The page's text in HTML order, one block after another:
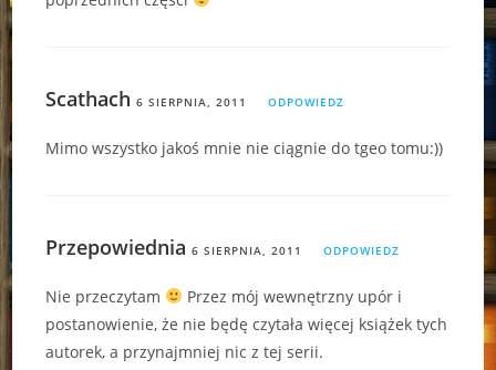
Scathach 6 SIERPNIA, 2011 ODPOWIEDZ
Mimo wszystko jakoś mnie nie ciągnie do tgeo tomu:))
Przepowiednia 6 SIERPNIA, 2011 ODPOWIEDZ
Nie przeczytam
Przez mój wewnętrzny upór i
postanowienie, że nie będę czytała więcej książek tych
autorek, a przynajmniej nic z tej serii.